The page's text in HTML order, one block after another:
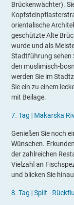
Brückenwächter).
orientalische
geschützte Alte
wurde und als
Stadtführung sehen
den muslimisch-
werden Sie im
Sie ein zu einem
mit Beilage.
7. Tag | Makarska
Genießen Sie noch
Wünschen.
der zahlreichen
Vielzahl an
und blicken Sie
8. Tag |Split -